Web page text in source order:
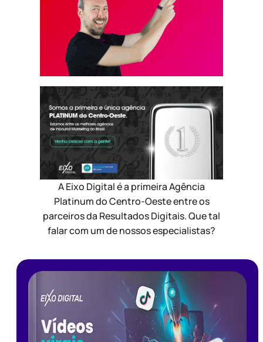
A Eixo Digital é a primeira Agência
Platinum do Centro-Oeste entre os
parceiros da Resultados Digitais. Que tal
falar com um de nossos especialistas?